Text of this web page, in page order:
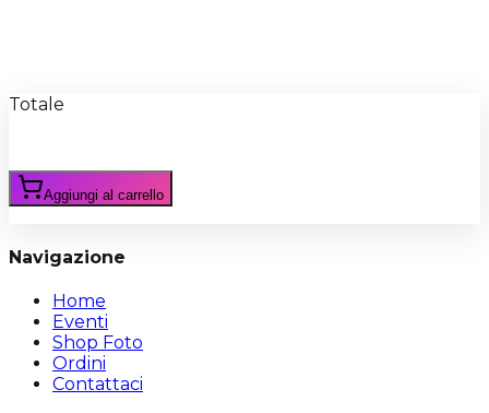
Totale
Aggiungi al carrello
Navigazione
Home
Eventi
Shop Foto
Ordini
Contattaci